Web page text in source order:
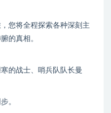
您将全程探索各种深刻主
的真相。
的战士、哨兵队队长曼
。